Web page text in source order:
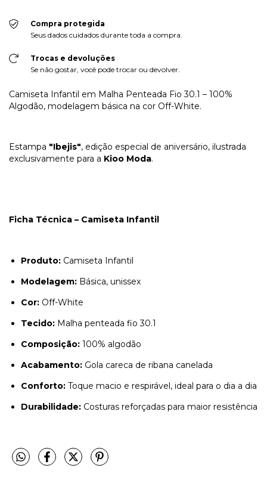
Compra protegida
Seus dados cuidados durante toda a compra.
Trocas e devoluções
Se não gostar, você pode trocar ou devolver.
Camiseta Infantil em Malha Penteada Fio 30.1 – 100%
Algodão, modelagem básica na cor Off-White.
Estampa "Ibejis", edição especial de aniversário, ilustrada
exclusivamente para a Kioo Moda.
Ficha Técnica – Camiseta Infantil
Produto: Camiseta Infantil
Modelagem: Básica, unissex
Cor: Off-White
Tecido: Malha penteada fio 30.1
Composição: 100% algodão
Acabamento: Gola careca de ribana canelada
Conforto: Toque macio e respirável, ideal para o dia a dia
Durabilidade: Costuras reforçadas para maior resistência